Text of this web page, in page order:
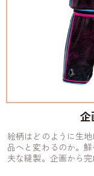
企
絵柄はどのように生
品へと変わるのか。
夫な縫製。企画から